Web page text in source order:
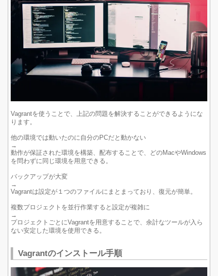
Vagrantを使うことで、上記の問題を解決することができるようにな
ります。
他の環境では動いたのに自分のPCだと動かない
→
動作が保証された環境を構築、配布することで、どのMacやWindows
を問わずに同じ環境を用意できる。
バックアップが大変
→
Vagrantは設定が１つのファイルにまとまっており、復元が簡単。
複数プロジェクトを並行作業すると設定が複雑に
→
プロジェクトごとにVagrantを用意することで、余計なツールが入ら
ない安定した環境を使用できる。
Vagrantのインストール手順